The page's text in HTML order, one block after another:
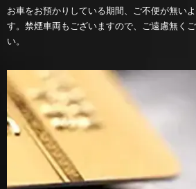
お車をお預かりしている期間、ご不便が無い
す。禁煙車両もございますので、ご遠慮無く
い。